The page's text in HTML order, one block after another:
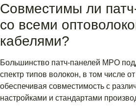
Совместимы ли
со всеми
кабелями?
Большинство патч-панелей MPO
спектр типов волокон, в том числе
обеспечивая совместимость с
настройками и стандартами